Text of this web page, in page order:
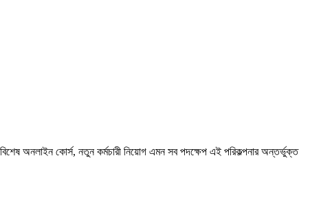
অনলাইন কোর্স, নতুন কর্মচারী নিয়োগ এমন সব পদক্ষেপ এই পরিকল্পনার অন্তর্ভুক্ত